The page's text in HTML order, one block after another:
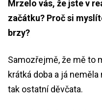
Mrzelo vás, že jste v
začátku? Proč si
brzy?
Samozřejmě, že mě to
krátká doba a já
tak ostatní děvčata.